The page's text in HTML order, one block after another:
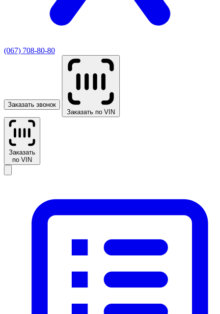
(067) 708-80-80
Заказать звонок
Заказать по VIN
Заказать
по VIN